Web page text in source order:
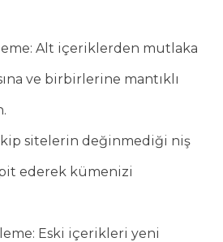
Alt içeriklerden mutlaka
ve birbirlerine mantıklı
sitelerin değinmediği niş
ederek kümenizi
Eski içerikleri yeni